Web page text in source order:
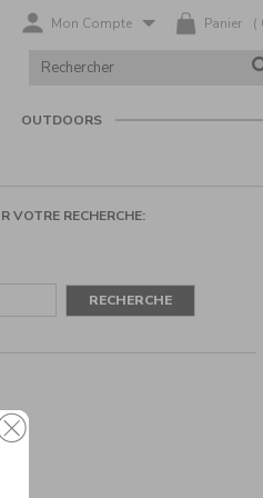
(
Panier
Mon Compte
RECHERCHER
DANS
OUTDOORS
VOTRE RECHERCHE:
RECHERCHE